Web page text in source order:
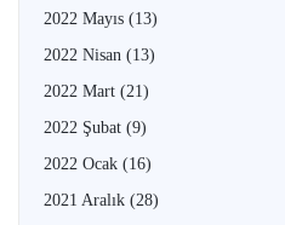
2022 Mayıs (13)
2022 Nisan (13)
2022 Mart (21)
2022 Şubat (9)
2022 Ocak (16)
2021 Aralık (28)